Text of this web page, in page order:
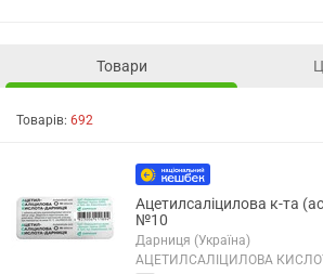
Товари
Товарів: 692
Ацетилсаліцилова к-та
№10
Дарниця (Україна)
АЦЕТИЛСАЛІЦИЛОВА